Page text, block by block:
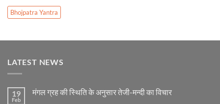
Bhojpatra Yantra
LATEST NEWS
19
Feb
मंगल ग्रह की स्थिति के अनुसार तेजी-मन्दी का विचार